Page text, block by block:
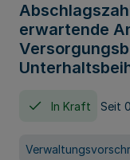
erwartende
In Kraft Seit